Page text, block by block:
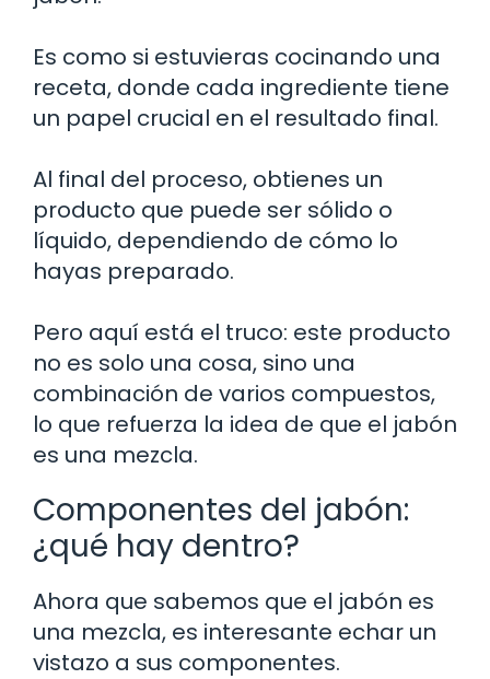
Es como si estuvieras cocinando una
receta, donde cada ingrediente tiene
un papel crucial en el resultado final.
Al final del proceso, obtienes un
producto que puede ser sólido o
líquido, dependiendo de cómo lo
hayas preparado.
Pero aquí está el truco: este producto
no es solo una cosa, sino una
combinación de varios compuestos,
lo que refuerza la idea de que el jabón
es una mezcla.
Componentes del jabón:
¿qué hay dentro?
Ahora que sabemos que el jabón es
una mezcla, es interesante echar un
vistazo a sus componentes.